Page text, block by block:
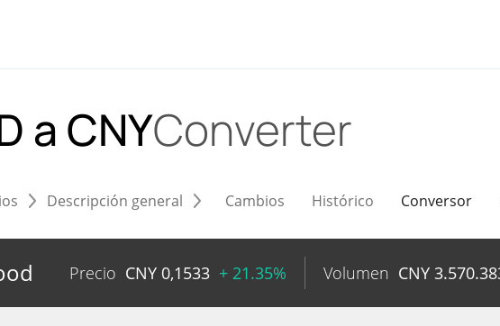
a CNYConverter
Descripción general Cambios Histórico Conversor
Precio CNY 0,1533 + 21.35% Volumen CNY